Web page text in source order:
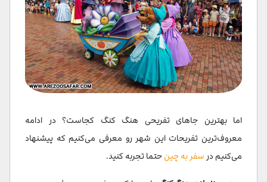
اما بهترین جاهای تفریحی هنگ کنگ کجاست؟ در ادامه
معروف‌ترین تفریحات این شهر رو معرفی می‌کنیم که پیشنهاد
می‌کنیم در سفر به چینحتما تجربه کنید.